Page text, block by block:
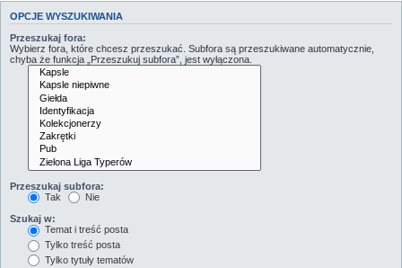
OPCJE WYSZUKIWANIA
Przeszukaj fora:
Wybierz fora, które chcesz przeszukać. Subfora są przeszukiwane automatycznie,
chyba że funkcja „Przeszukuj subfora”, jest wyłączona.
Przeszukaj subfora:
Tak
Nie
Szukaj w:
Temat i treść posta
Tylko treść posta
Tylko tytuły tematów